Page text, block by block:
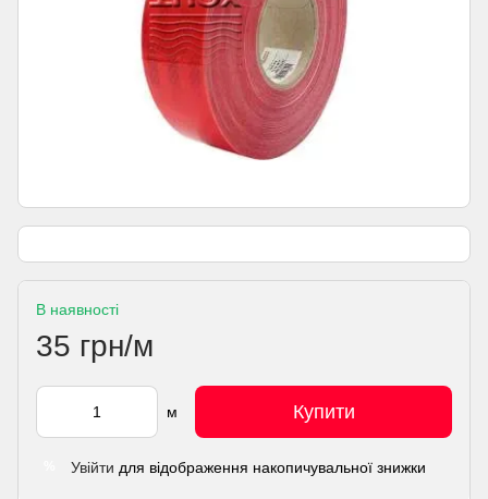
В наявності
35 грн/м
м Купити
Увійти для відображення накопичувальної знижки